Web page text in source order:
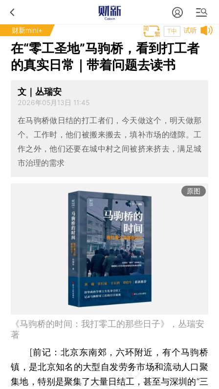
财新mini+ 试听
T中
在“零工圣地”马驹桥，看到打工者
的真实日常｜带着问题去读书
文｜丛瑞安
2026年05月13日 11:45
在马驹桥做日结的打工者们，今天做这个，明天做那
个。工作时，他们被搬来搬去，填补市场的缝隙。工
作之外，他们还要在城中村之间被挤来挤去，满足城
市治理的需求
原图
《马驹桥的时间：我打零工的那些日子》，丛瑞安
著
[前记： 北京东南郊，六环附近，有个马驹桥
镇，是北京知名的大型自发劳务市场和流动人口聚
集地，特别是聚集了大量日结工，甚至与深圳的“三